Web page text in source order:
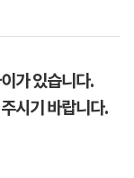
가 있습니다.
시기 바랍니다.